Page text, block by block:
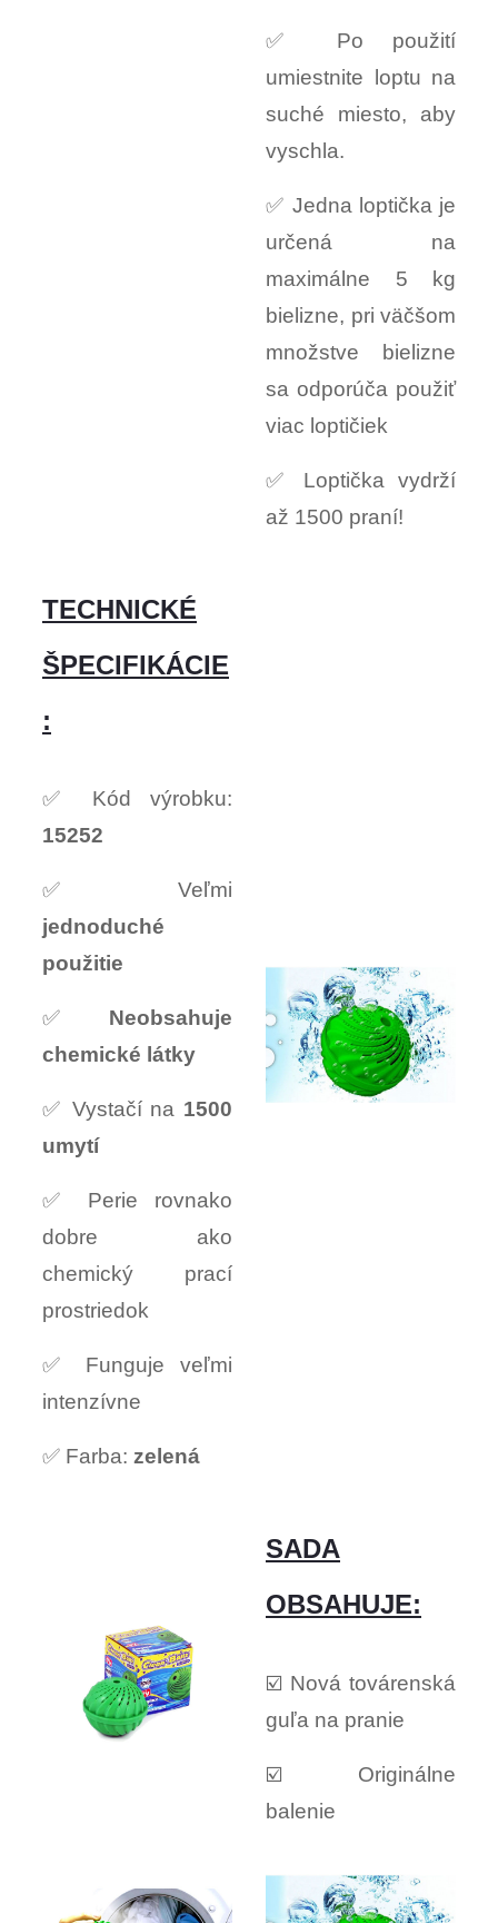
✅ Po použití
umiestnite loptu na
suché miesto, aby
vyschla.
✅ Jedna loptička je
určená na
maximálne 5 kg
bielizne, pri väčšom
množstve bielizne
sa odporúča použiť
viac loptičiek
✅ Loptička vydrží
až 1500 praní!
TECHNICKÉ
ŠPECIFIKÁCIE
:
✅ Kód výrobku:
15252
✅ Veľmi
jednoduché
použitie
✅ Neobsahuje
chemické látky
✅ Vystačí na 1500
umytí
✅ Perie rovnako
dobre ako
chemický prací
prostriedok
✅ Funguje veľmi
intenzívne
✅ Farba: zelená
SADA
OBSAHUJE:
☑️ Nová továrenská
guľa na pranie
☑️ Originálne
balenie